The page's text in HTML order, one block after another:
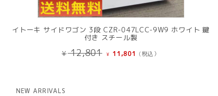
イトーキ サイドワゴン 3段 CZR-047LCC-9W9 ホワイト 鍵
付き スチール製
¥12,801 元
¥ 11,801 現
(税込）
NEW ARRIVALS